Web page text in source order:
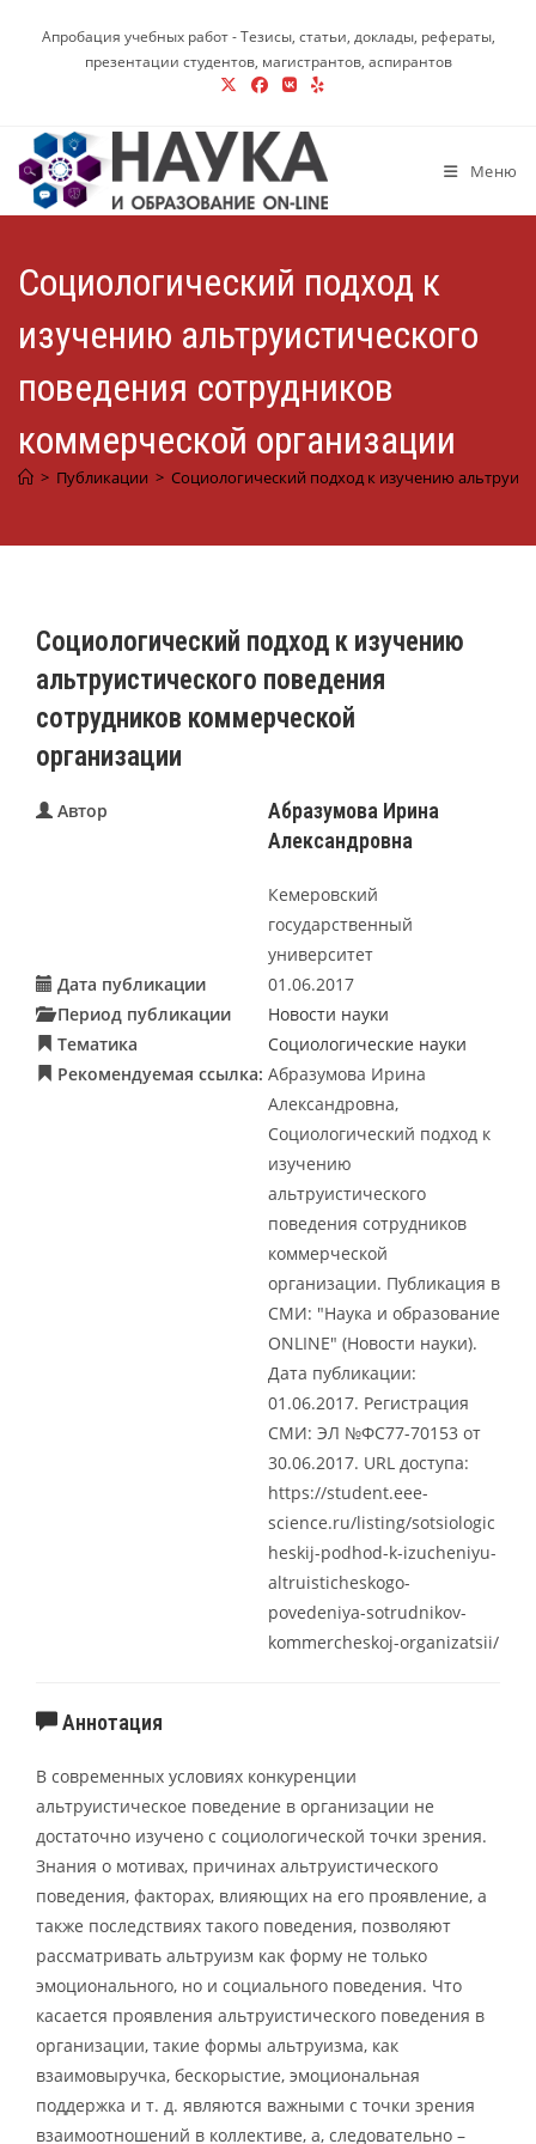
содержимому
Апробация учебных работ - Тезисы, статьи, доклады, рефераты,
презентации студентов, магистрантов, аспирантов
Меню
Социологический подход к
изучению альтруистического
поведения сотрудников
коммерческой организации
> Публикации > Социологический подход к изучению
Социологический подход к изучению
альтруистического поведения
сотрудников коммерческой
организации
Автор
Абразумова Ирина
Александровна
Кемеровский
государственный
университет
Дата публикации
01.06.2017
Период публикации
Новости науки
Тематика
Социологические науки
Рекомендуемая ссылка: Абразумова Ирина
Александровна,
Социологический подход к
изучению
альтруистического
поведения сотрудников
коммерческой
организации. Публикация в
СМИ: "Наука и образование
ONLINE" (Новости науки).
Дата публикации:
01.06.2017. Регистрация
СМИ: ЭЛ №ФС77-70153 от
30.06.2017. URL доступа:
https://student.eee-
science.ru/listing/sotsiologic
heskij-podhod-k-izucheniyu-
altruisticheskogo-
povedeniya-sotrudnikov-
kommercheskoj-organizatsii/
Аннотация
В современных условиях конкуренции
альтруистическое поведение в организации не
достаточно изучено с социологической точки зрения.
Знания о мотивах, причинах альтруистического
поведения, факторах, влияющих на его проявление, а
также последствиях такого поведения, позволяют
рассматривать альтруизм как форму не только
эмоционального, но и социального поведения. Что
касается проявления альтруистического поведения в
организации, такие формы альтруизма, как
взаимовыручка, бескорыстие, эмоциональная
поддержка и т. д. являются важными с точки зрения
взаимоотношений в коллективе, а, следовательно –